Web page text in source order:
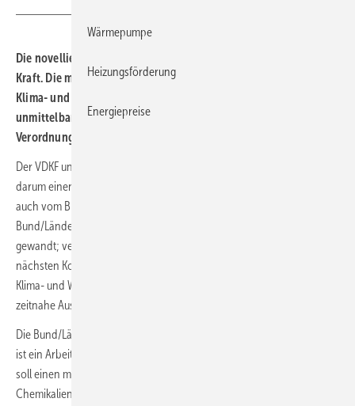
Die novellierte F-Gase-Verordnung tritt am 11. März 2024 in
Kraft. Die meisten Vorgaben darin müssen Betreibern von Kälte-,
Klima- und Wärmepumpenanlagen sowie Kälte-Klima-Fachfirmen
unmittelbar nach Inkrafttreten erfüllen. Einige Punkte in der
Verordnung sind jedoch noch nicht endgültig geklärt.
Der VDKF und die Bundesfachschule Kälte-Klima-Technik haben
darum einen Fragenkatalog zur F-Gase-Verordnung erarbeitet, der
auch vom BIV mitunterzeichnet wurde, und sich mit diesem an die
Bund/Länder-Arbeitsgemeinschaft Chemikaliensicherheit (BLAC)
gewandt; verbunden mit der Bitte, die offenen Fragen in deren
nächsten Konferenz am 26./27. März 2024 zu klären, damit die Kälte-,
Klima- und Wärmepumpenbranche eine bundesweit einheitliche und
zeitnahe Auslegung der Verordnung erhält.
Die Bund/Länder-Arbeitsgemeinschaft Chemikaliensicherheit (BLAC)
ist ein Arbeitsgremium der Umweltministerkonferenz (UMK). Die BLAC
soll einen möglichst ländereinheitlichen Vollzug des
Chemikalienrechts in Deutschland sicherstellen. Die BLAC befasst sich
Wärmepumpe
Heizungsförderung
Energiepreise